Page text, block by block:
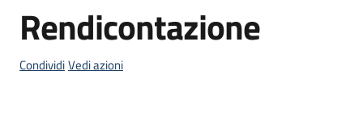
Programmi
Salta al contenuto
Rendicontazione
CondividiVedi azioni